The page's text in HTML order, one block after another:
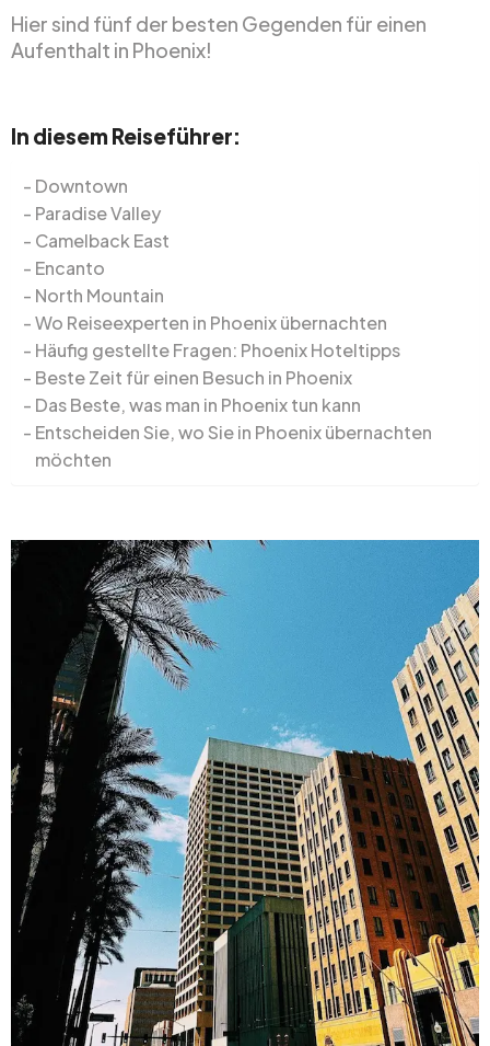
Hier sind fünf der besten Gegenden für einen
Aufenthalt in Phoenix!
In diesem Reiseführer:
Downtown
Paradise Valley
Camelback East
Encanto
North Mountain
Wo Reiseexperten in Phoenix übernachten
Häufig gestellte Fragen: Phoenix Hoteltipps
Beste Zeit für einen Besuch in Phoenix
Das Beste, was man in Phoenix tun kann
Entscheiden Sie, wo Sie in Phoenix übernachten
möchten